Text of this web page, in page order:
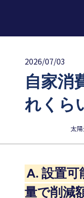
2026/07/03
自家消
れくら
太
A. 設置可
量で削減